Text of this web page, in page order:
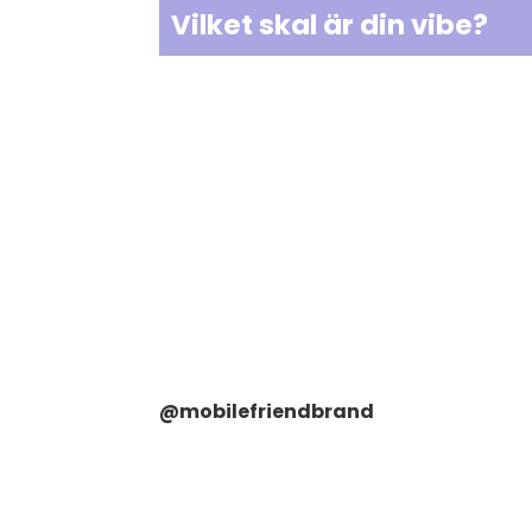
Vilket skal är din vibe?
@mobilefriendbrand